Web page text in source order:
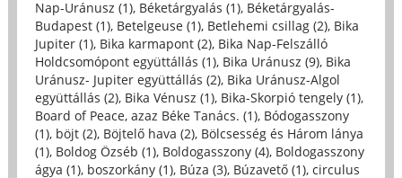
Nap-Uránusz (1), Béketárgyalás (1), Béketárgyalás-
Budapest (1), Betelgeuse (1), Betlehemi csillag (2), Bika
Jupiter (1), Bika karmapont (2), Bika Nap-Felszálló
Holdcsomópont együttállás (1), Bika Uránusz (9), Bika
Uránusz- Jupiter együttállás (2), Bika Uránusz-Algol
együttállás (2), Bika Vénusz (1), Bika-Skorpió tengely (1),
Board of Peace, azaz Béke Tanács. (1), Bódogasszony
(1), böjt (2), Böjtelő hava (2), Bölcsesség és Három lánya
(1), Boldog Özséb (1), Boldogasszony (4), Boldogasszony
ágya (1), boszorkány (1), Búza (3), Búzavető (1), circulus